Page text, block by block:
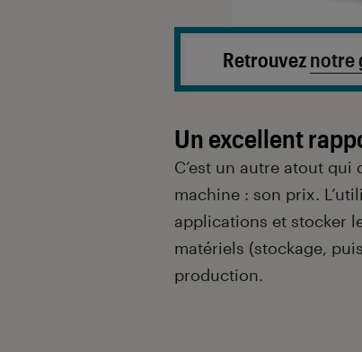
Retrouveznotre
Un excellent
C’est un autre atout
machine : son prix.
applications et stocker
matériels (stockage,
production.